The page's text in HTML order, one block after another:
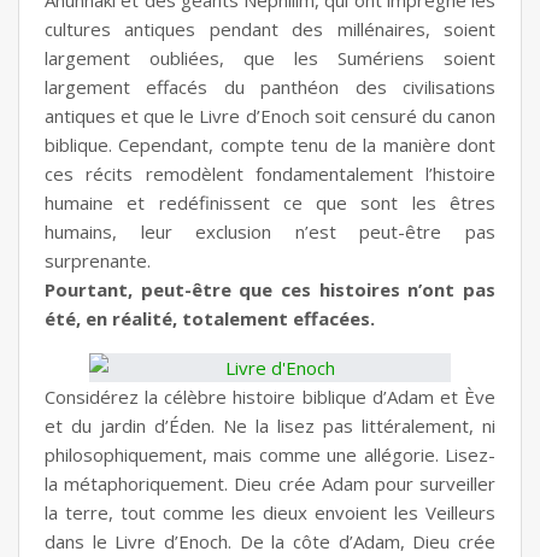
cultures antiques pendant des millénaires, soient
largement oubliées, que les Sumériens soient
largement effacés du panthéon des civilisations
antiques et que le Livre d’Enoch soit censuré du canon
biblique. Cependant, compte tenu de la manière dont
ces récits remodèlent fondamentalement l’histoire
humaine et redéfinissent ce que sont les êtres
humains, leur exclusion n’est peut-être pas
surprenante.
Pourtant, peut-être que ces histoires n’ont pas
été, en réalité, totalement effacées.
Considérez la célèbre histoire biblique d’Adam et Ève
et du jardin d’Éden. Ne la lisez pas littéralement, ni
philosophiquement, mais comme une allégorie. Lisez-
la métaphoriquement. Dieu crée Adam pour surveiller
la terre, tout comme les dieux envoient les Veilleurs
dans le Livre d’Enoch. De la côte d’Adam, Dieu crée